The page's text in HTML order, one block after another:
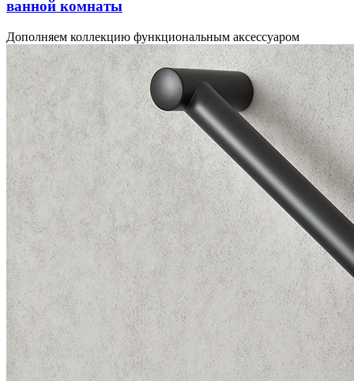
ванной комнаты
Дополняем коллекцию функциональным аксессуаром